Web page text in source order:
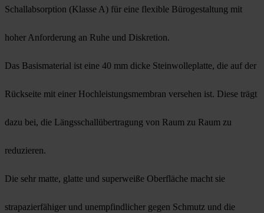
Schallabsorption (Klasse A) für eine flexible Bürogestaltung mit
hoher Anforderung an Ruhe und Diskretion.
Das Basismaterial ist eine 40 mm dicke Steinwolleplatte, die auf der
Rückseite mit einer Hochleistungsmembran versehen ist. Diese trägt
dazu bei, die Längsschallübertragung von Raum zu Raum zu
reduzieren.
Die sehr matte, glatte und superweiße Oberfläche macht sie
strapazierfähiger und unempfindlicher gegen Schmutz und die